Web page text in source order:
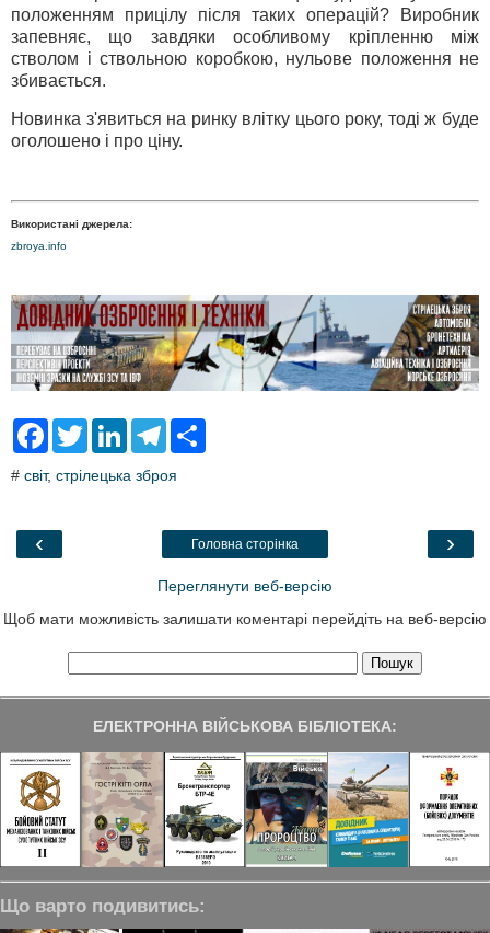
положенням прицілу після таких операцій? Виробник
запевняє, що завдяки особливому кріпленню між
стволом і ствольною коробкою, нульове положення не
збивається.
Новинка з'явиться на ринку влітку цього року, тоді ж буде
оголошено і про ціну.
Використані джерела:
zbroya.info
F
e
o
T
t
L
k
T
e
a
# світ, стрілецька зброя
‹ ›
Головна сторінка
Переглянути веб-версію
Щоб мати можливість залишати коментарі перейдіть на веб-версію
ЕЛЕКТРОННА ВІЙСЬКОВА БІБЛІОТЕКА:
Що варто подивитись: